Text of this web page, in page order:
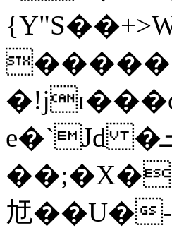
e�`Jd �ܒo��m��1��d|
㝼��U�-